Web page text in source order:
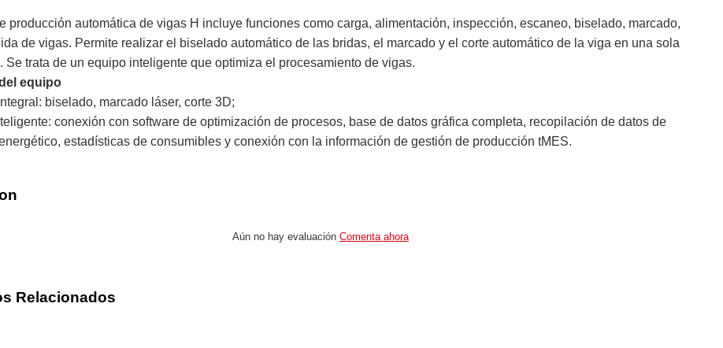
producción automática de vigas H incluye funciones como carga, alimentación, inspección, escaneo, biselado, marcado,
de vigas. Permite realizar el biselado automático de las bridas, el marcado y el corte automático de la viga en una sola
Se trata de un equipo inteligente que optimiza el procesamiento de vigas.
equipo
biselado, marcado láser, corte 3D;
conexión con software de optimización de procesos, base de datos gráfica completa, recopilación de datos de
estadísticas de consumibles y conexión con la información de gestión de producción tMES.
Aún no hay evaluación Comenta ahora
Relacionados